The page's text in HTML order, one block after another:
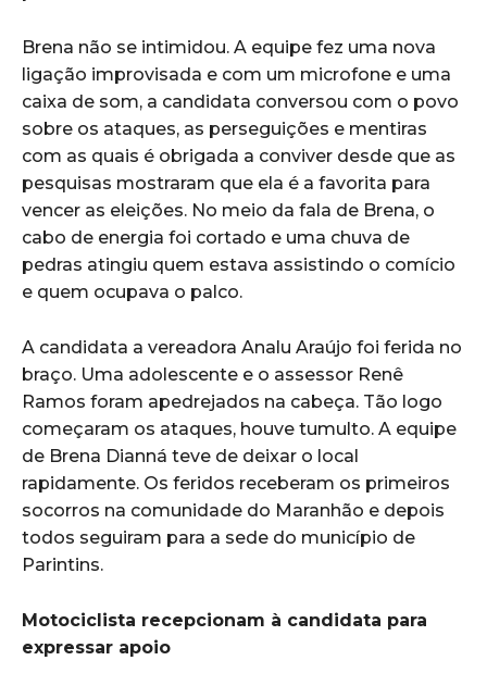
Brena não se intimidou. A equipe fez uma nova
ligação improvisada e com um microfone e uma
caixa de som, a candidata conversou com o povo
sobre os ataques, as perseguições e mentiras
com as quais é obrigada a conviver desde que as
pesquisas mostraram que ela é a favorita para
vencer as eleições. No meio da fala de Brena, o
cabo de energia foi cortado e uma chuva de
pedras atingiu quem estava assistindo o comício
e quem ocupava o palco.
A candidata a vereadora Analu Araújo foi ferida no
braço. Uma adolescente e o assessor Renê
Ramos foram apedrejados na cabeça. Tão logo
começaram os ataques, houve tumulto. A equipe
de Brena Dianná teve de deixar o local
rapidamente. Os feridos receberam os primeiros
socorros na comunidade do Maranhão e depois
todos seguiram para a sede do município de
Parintins.
Motociclista recepcionam à candidata para
expressar apoio